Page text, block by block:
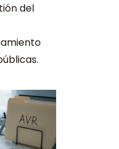
del